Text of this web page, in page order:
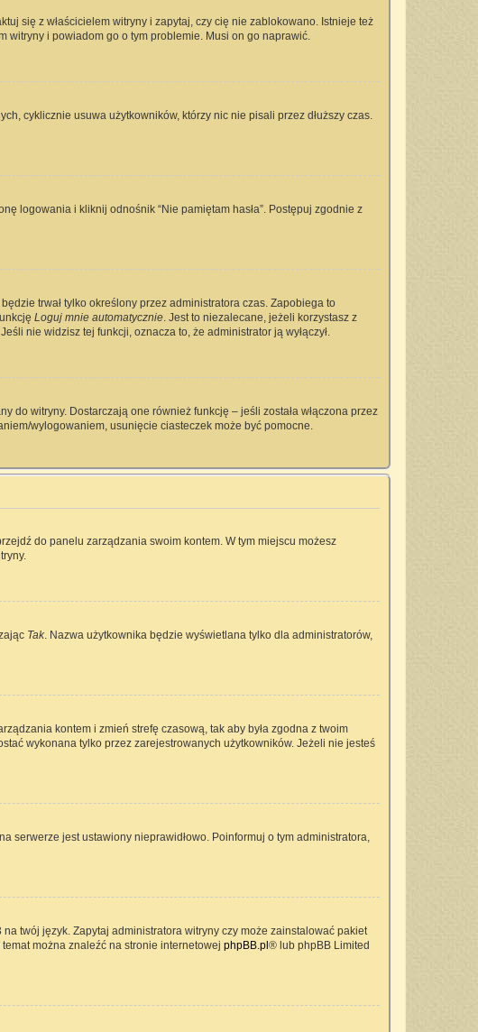
się z właścicielem witryny i zapytaj, czy cię nie zablokowano. Istnieje też
witryny i powiadom go o tym problemie. Musi on go naprawić.
cyklicznie usuwa użytkowników, którzy nic nie pisali przez dłuższy czas.
logowania i kliknij odnośnik “Nie pamiętam hasła”. Postępuj zgodnie z
trwał tylko określony przez administratora czas. Zapobiega to
Loguj mnie automatycznie. Jest to niezalecane, jeżeli korzystasz z
nie widzisz tej funkcji, oznacza to, że administrator ją wyłączył.
do witryny. Dostarczają one również funkcję – jeśli została włączona przez
wylogowaniem, usunięcie ciasteczek może być pomocne.
do panelu zarządzania swoim kontem. W tym miejscu możesz
Tak. Nazwa użytkownika będzie wyświetlana tylko dla administratorów,
kontem i zmień strefę czasową, tak aby była zgodna z twoim
wykonana tylko przez zarejestrowanych użytkowników. Jeżeli nie jesteś
serwerze jest ustawiony nieprawidłowo. Poinformuj o tym administratora,
twój język. Zapytaj administratora witryny czy może zainstalować pakiet
można znaleźć na stronie internetowej phpBB.pl ® lub phpBB Limited